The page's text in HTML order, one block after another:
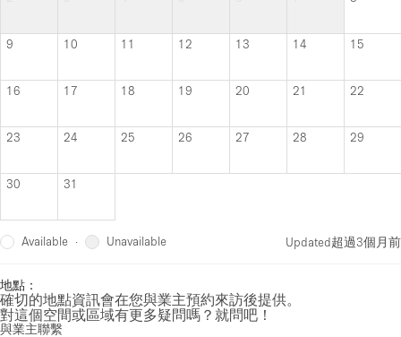
9 10 11 12 13 14 15
16 17 18 19 20 21 22
23 24 25 26 27 28 29
30 31
Available · Unavailable Updated超過3個月前
地點：
確切的地點資訊會在您與業主預約來訪後提供。
對這個空間或區域有更多疑問嗎？就問吧！
與業主聯繫